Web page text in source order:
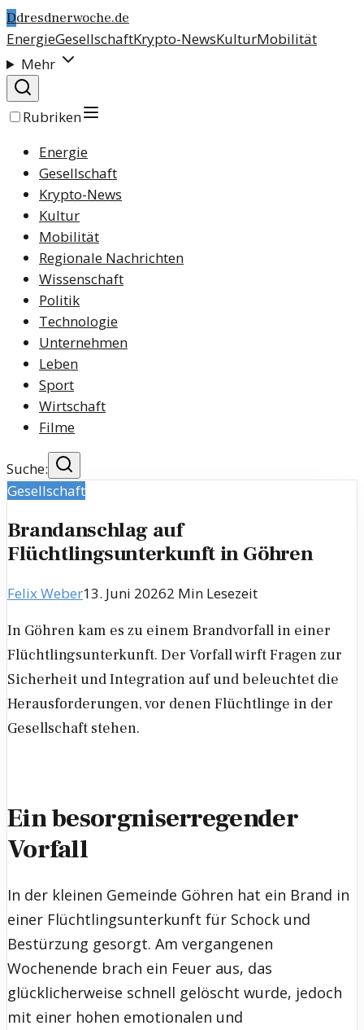
Ddresdnerwoche.de
EnergieGesellschaftKrypto-NewsKulturMobilität
Mehr
Rubriken
Energie
Gesellschaft
Krypto-News
Kultur
Mobilität
Regionale Nachrichten
Wissenschaft
Politik
Technologie
Unternehmen
Leben
Sport
Wirtschaft
Filme
Suche:
Gesellschaft
Brandanschlag auf
Flüchtlingsunterkunft in Göhren
Felix Weber13. Juni 20262 Min Lesezeit
In Göhren kam es zu einem Brandvorfall in einer
Flüchtlingsunterkunft. Der Vorfall wirft Fragen zur
Sicherheit und Integration auf und beleuchtet die
Herausforderungen, vor denen Flüchtlinge in der
Gesellschaft stehen.
Ein besorgniserregender
Vorfall
In der kleinen Gemeinde Göhren hat ein Brand in
einer Flüchtlingsunterkunft für Schock und
Bestürzung gesorgt. Am vergangenen
Wochenende brach ein Feuer aus, das
glücklicherweise schnell gelöscht wurde, jedoch
mit einer hohen emotionalen und